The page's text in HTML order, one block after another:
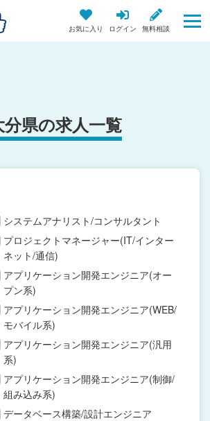
お気に入り ログイン 無料相談
分県の求人一覧
システムアナリスト/コンサルタント
プロジェクトマネージャー(IT/インター
ネット/通信)
アプリケーション開発エンジニア(オー
プン系)
アプリケーション開発エンジニア(WEB/
モバイル系)
アプリケーション開発エンジニア(汎用
系)
アプリケーション開発エンジニア(制御/
組み込み系)
データベース構築/設計エンジニア